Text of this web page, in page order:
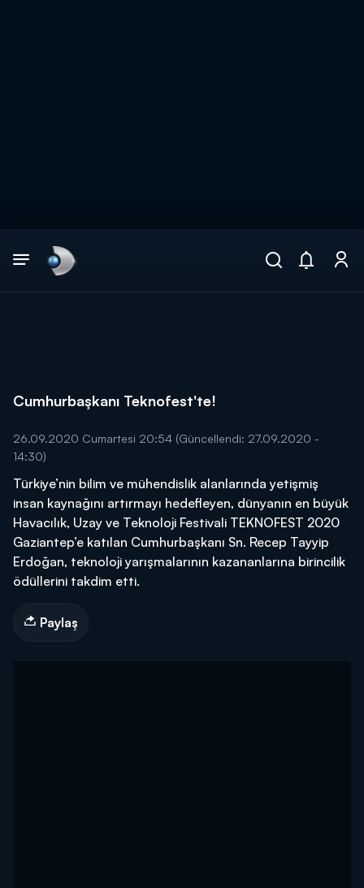
Cumhurbaşkanı Teknofest'te!
26.09.2020 Cumartesi 20:54 (Güncellendi: 27.09.2020 -
14:30)
Türkiye’nin bilim ve mühendislik alanlarında yetişmiş
insan kaynağını artırmayı hedefleyen, dünyanın en büyük
Havacılık, Uzay ve Teknoloji Festivali TEKNOFEST 2020
Gaziantep’e katılan Cumhurbaşkanı Sn. Recep Tayyip
Erdoğan, teknoloji yarışmalarının kazananlarına birincilik
ödüllerini takdim etti.
Paylaş